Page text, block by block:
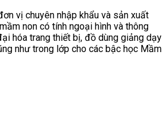
vị chuyên nhập khẩu và sản xuất
non có tính ngoại hình và thông
hóa trang thiết bị, đồ dùng giảng dạy
như trong lớp cho các bậc học Mầm